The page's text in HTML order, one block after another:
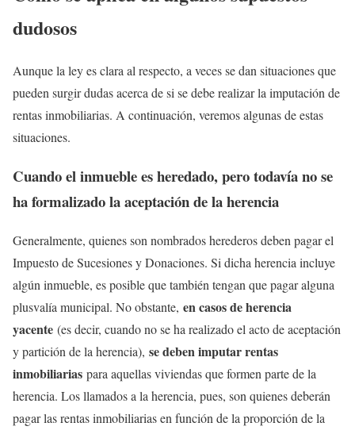
dudosos
Aunque la ley es clara al respecto, a veces se dan situaciones que
pueden surgir dudas acerca de si se debe realizar la imputación de
rentas inmobiliarias. A continuación, veremos algunas de estas
situaciones.
Cuando el inmueble es heredado, pero todavía no se
ha formalizado la aceptación de la herencia
Generalmente, quienes son nombrados herederos deben pagar el
Impuesto de Sucesiones y Donaciones. Si dicha herencia incluye
algún inmueble, es posible que también tengan que pagar alguna
plusvalía municipal. No obstante, en casos de herencia
yacente (es decir, cuando no se ha realizado el acto de aceptación
y partición de la herencia), se deben imputar rentas
inmobiliarias para aquellas viviendas que formen parte de la
herencia. Los llamados a la herencia, pues, son quienes deberán
pagar las rentas inmobiliarias en función de la proporción de la